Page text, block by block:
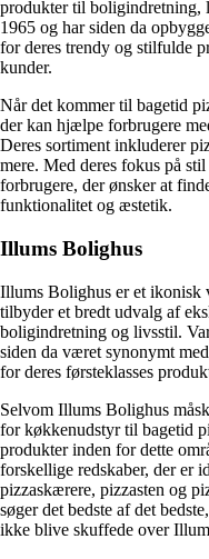
produkter til boligindretning,
1965 og har siden da
for deres trendy og stilfulde
kunder.
Når det kommer til bagetid
der kan hjælpe forbrugere
Deres sortiment inkluderer
mere. Med deres fokus på
forbrugere, der ønsker at
funktionalitet og æstetik.
Illums Bolighus
Illums Bolighus er et ikonisk
tilbyder et bredt udvalg af
boligindretning og livsstil.
siden da været synonymt
for deres førsteklasses
Selvom Illums Bolighus
for køkkenudstyr til bagetid
produkter inden for dette
forskellige redskaber, der er
pizzaskærere, pizzasten og
søger det bedste af det
ikke blive skuffede over